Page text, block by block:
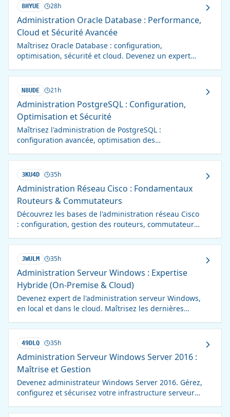
8HYUE 28h
Administration Oracle Database : Performance,
Cloud et Sécurité Avancée
Maîtrisez Oracle Database : configuration,
optimisation, sécurité et cloud. Devenez un expert
N8UDE 21h
Administration PostgreSQL : Configuration,
Optimisation et Sécurité
Maîtrisez l'administration de PostgreSQL :
configuration avancée, optimisation des
complète et pratique.
3KU4D 35h
Administration Réseau Cisco : Fondamentaux
Routeurs & Commutateurs
Découvrez les bases de l'administration réseau Cisco
: configuration, gestion des routeurs, commutateurs,
JWULM 35h
Administration Serveur Windows : Expertise
Hybride (On-Premise & Cloud)
Devenez expert de l'administration serveur Windows,
en local et dans le cloud. Maîtrisez les dernières
49DLQ 35h
Administration Serveur Windows Server 2016 :
Maîtrise et Gestion
Devenez administrateur Windows Server 2016. Gérez,
configurez et sécurisez votre infrastructure serveur